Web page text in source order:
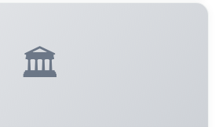
🏛️